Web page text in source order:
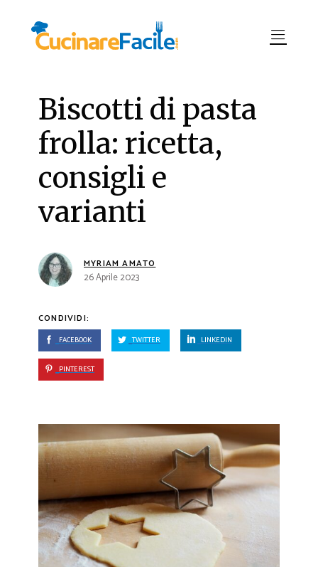
Biscotti di pasta
frolla: ricetta,
consigli e
varianti
MYRIAM AMATO
26 Aprile 2023
CONDIVIDI:
FACEBOOK TWITTER LINKEDIN
PINTEREST